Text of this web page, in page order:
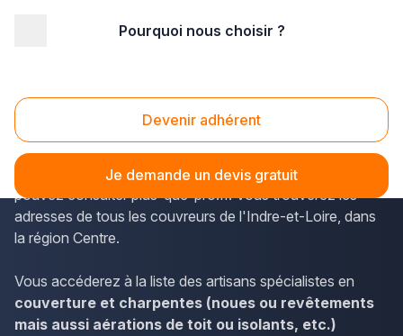
Pourquoi nous choisir ?
Devenir adhérent
Je demande un devis gratuit
Couverture Chambray-lès-Tours (37170)
Pour accéder aux noms et coordonnées des
professionnels localisés à Chambray-lès-Tours, vous
pouvez consulter plus-que-pro.fr. Vous trouverez les
adresses de tous les couvreurs de l'Indre-et-Loire, dans
la région Centre.
Vous accéderez à la liste des artisans spécialistes en
couverture et charpentes (noues ou revêtements
mais aussi aérations de toit ou isolants, etc.)